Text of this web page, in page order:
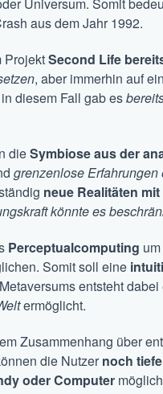
Universum. Somit
aus dem Jahr 1992.
ProjektSecond Life
, aber immerhin auf
diesem Fall gab es
dieSymbiose aus der
grenzenlose
neue Realitäten
könnte es
Perceptualcomputing
Somit soll eine
entsteht
ermöglicht.
Zusammenhang über
die Nutzernoch
oder Computer